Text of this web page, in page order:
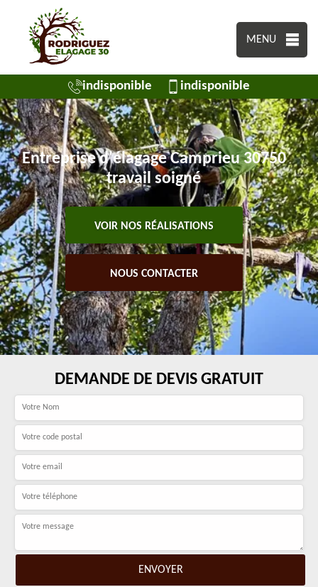
MENU
indisponible indisponible
Entreprise d'élagage Camprieu 30750
travail soigné
VOIR NOS RÉALISATIONS
NOUS CONTACTER
DEMANDE DE DEVIS GRATUIT